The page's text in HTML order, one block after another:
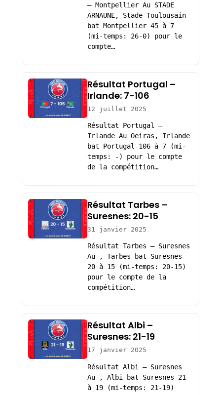
– Montpellier Au STADE
ARNAUNE, Stade Toulousain
bat Montpellier 45 à 7
(mi-temps: 26-0) pour le
compte…
Résultat Portugal –
Irlande: 7-106
12 juillet 2025
Résultat Portugal –
Irlande Au Oeiras, Irlande
bat Portugal 106 à 7 (mi-
temps: -) pour le compte
de la compétition…
Résultat Tarbes –
Suresnes: 20-15
31 janvier 2025
Résultat Tarbes – Suresnes
Au , Tarbes bat Suresnes
20 à 15 (mi-temps: 20-15)
pour le compte de la
compétition…
Résultat Albi –
Suresnes: 21-19
17 janvier 2025
Résultat Albi – Suresnes
Au , Albi bat Suresnes 21
à 19 (mi-temps: 21-19)